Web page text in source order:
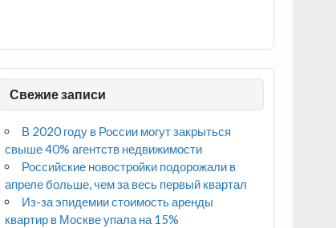
Свежие записи
В 2020 году в России могут закрыться
свыше 40% агентств недвижимости
Российские новостройки подорожали в
апреле больше, чем за весь первый квартал
Из-за эпидемии стоимость аренды
квартир в Москве упала на 15%